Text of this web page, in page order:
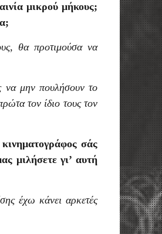
μικρού μήκους;
θα προτιμούσα να
να μην πουλήσουν το
τον ίδιο τους τον
σάς
μιλήσετε γι’ αυτή
έχω κάνει αρκετές